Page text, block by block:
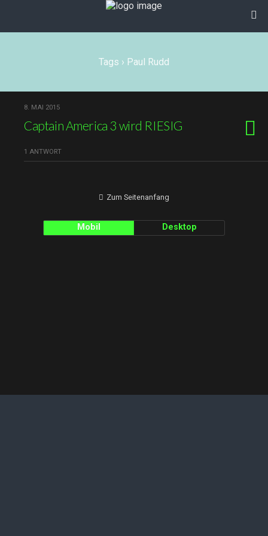
Tags › Paul Rudd
8. MAI 2015
Captain America 3 wird RIESIG
1 ANTWORT
Zum Seitenanfang
Mobil Desktop